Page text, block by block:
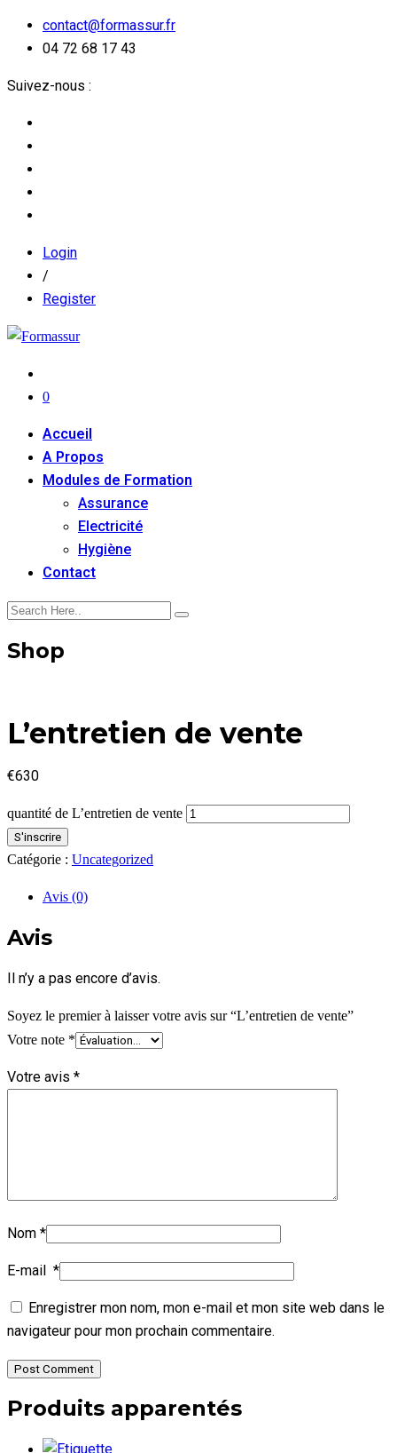
contact@formassur.fr
04 72 68 17 43
Suivez-nous :
Login
/
Register
0
Accueil
A Propos
Modules de Formation
Assurance
Electricité
Hygiène
Contact
Shop
L’entretien de vente
€630
quantité de L’entretien de vente
S'inscrire
Catégorie : Uncategorized
Avis (0)
Avis
Il n’y a pas encore d’avis.
Soyez le premier à laisser votre avis sur “L’entretien de vente”
Votre note *
Votre avis *
Nom *
E-mail *
Enregistrer mon nom, mon e-mail et mon site web dans le
navigateur pour mon prochain commentaire.
Post Comment
Produits apparentés